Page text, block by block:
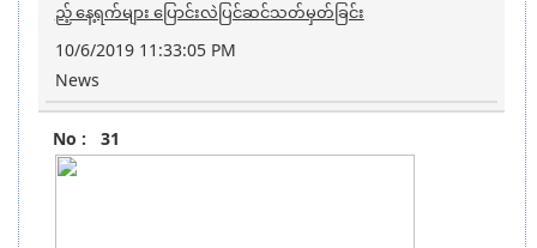
ည့် နေ့ရက်များ ပြောင်းလဲပြင်ဆင်သတ်မှတ်ခြင်း
10/6/2019 11:33:05 PM
News
31